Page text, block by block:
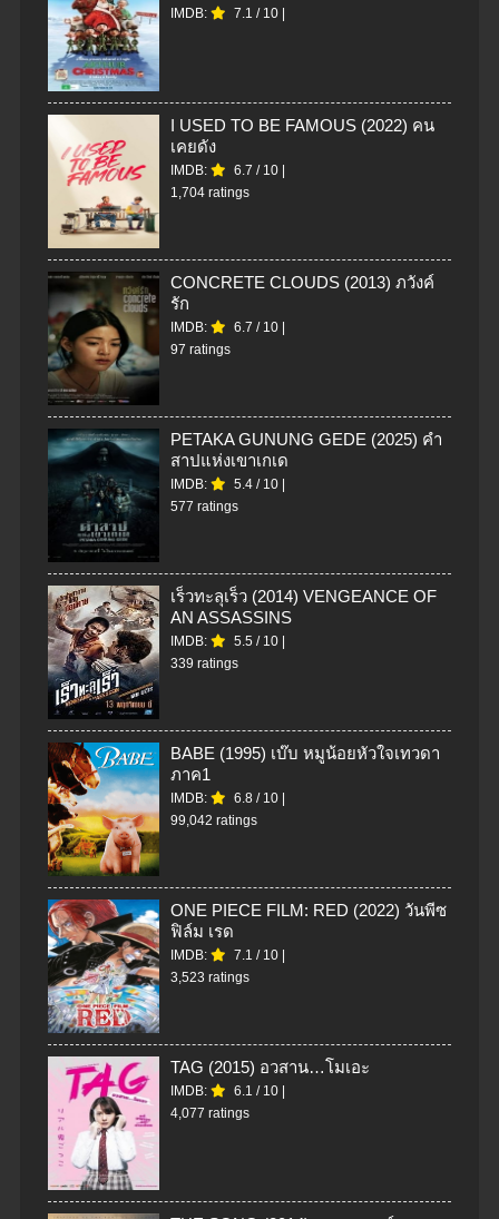
IMDB: 7.1 / 10 |
I USED TO BE FAMOUS (2022) คน
เคยดัง
IMDB: 6.7 / 10 |
1,704 ratings
CONCRETE CLOUDS (2013) ภวังค์
รัก
IMDB: 6.7 / 10 |
97 ratings
PETAKA GUNUNG GEDE (2025) คำ
สาปแห่งเขาเกเด
IMDB: 5.4 / 10 |
577 ratings
เร็วทะลุเร็ว (2014) VENGEANCE OF
AN ASSASSINS
IMDB: 5.5 / 10 |
339 ratings
BABE (1995) เบ๊บ หมูน้อยหัวใจเทวดา
ภาค1
IMDB: 6.8 / 10 |
99,042 ratings
ONE PIECE FILM: RED (2022) วันพีซ
ฟิล์ม เรด
IMDB: 7.1 / 10 |
3,523 ratings
TAG (2015) อวสาน…โมเอะ
IMDB: 6.1 / 10 |
4,077 ratings